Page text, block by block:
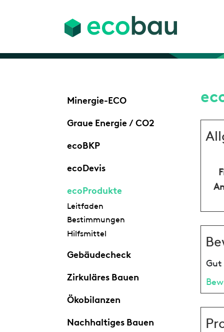
Minergie-ECO
Graue Energie / CO2
ecoBKP
ecoDevis
ecoProdukte
Leitfaden
Bestimmungen
Hilfsmittel
Gebäudecheck
Zirkuläres Bauen
Ökobilanzen
Nachhaltiges Bauen
Gut